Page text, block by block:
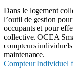
Dans le logement
l’outil de gestion
occupants et pour
collective. OCEA
compteurs
maintenance.
Compteur Individuel